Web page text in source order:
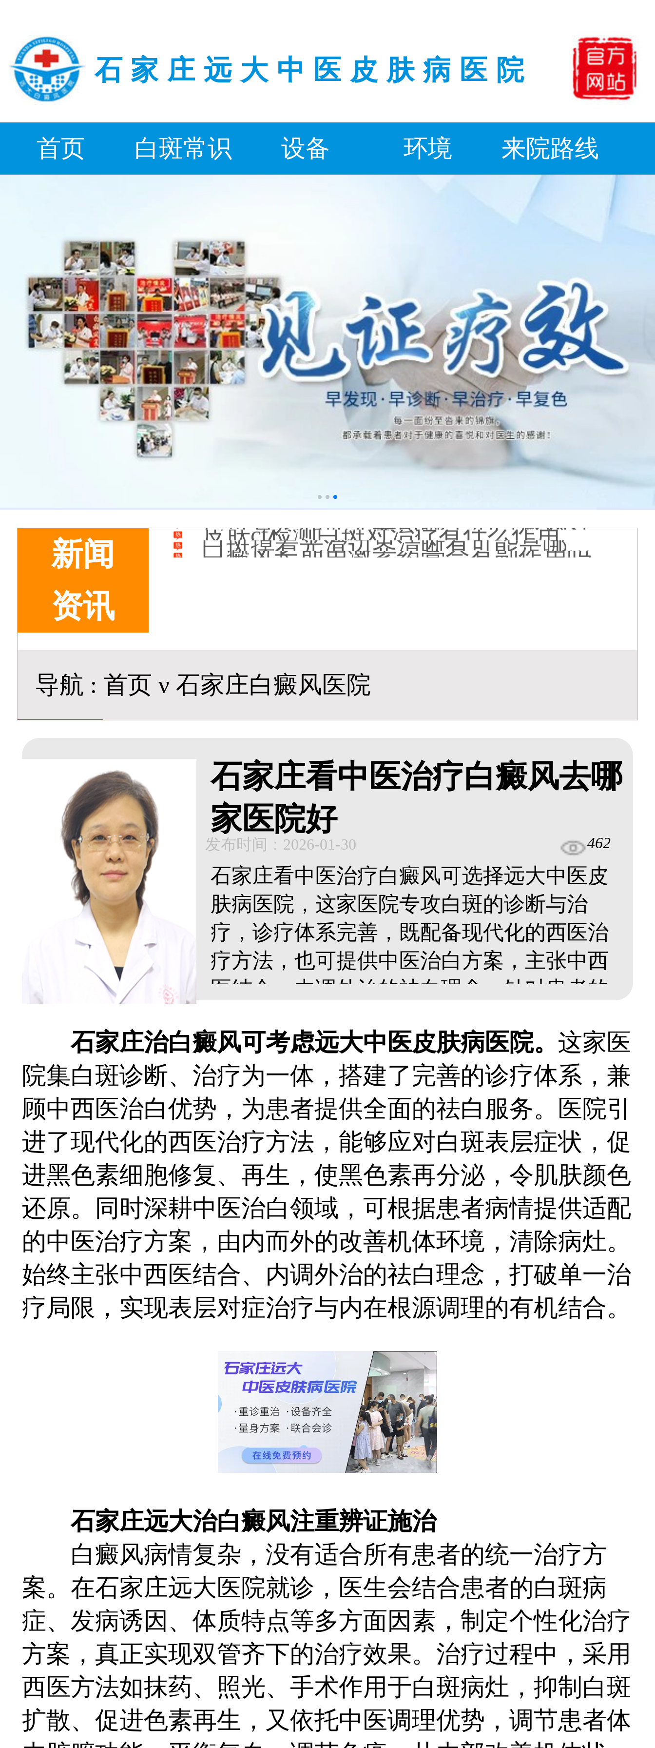
石家庄远大中医皮肤病医院
首页 白斑常识 设备 环境 来院路线
新闻
资讯
补骨脂泡酒真能治白癜风吗 有没有副作用
伍德灯下白斑比肉眼看到的更大正常吗
儿童下巴长小白点是什么原因
芦可替尼和他克莫司哪个治白癜风好
皮肤ct检测白斑对治疗有什么作用
白斑摸着光滑边界清晰有可能是哪种皮肤病
白癜风长期用激素药膏会有副作用吗
伍德灯结果显示亮白色荧光代表什么意思
脸上长了小白点是什么情况
白癜风用芦可替尼乳膏多久能恢复正常色
导航 : 首页 ν 石家庄白癜风医院
石家庄看中医治疗白癜风去哪
家医院好
发布时间：2026-01-30 462
石家庄看中医治疗白癜风可选择远大中医皮
肤病医院，这家医院专攻白斑的诊断与治
疗，诊疗体系完善，既配备现代化的西医治
疗方法，也可提供中医治白方案，主张中西
医结合、内调外治的祛白理念。针对患者的
现双管齐下的治疗效果，清除病灶的同时从
内部调理机体状态，降低白斑复发风险，祛
白疗效更突出。...
石家庄治白癜风可考虑远大中医皮肤病医院。 这家医
院集白斑诊断、治疗为一体，搭建了完善的诊疗体系，兼
顾中西医治白优势，为患者提供全面的祛白服务。医院引
进了现代化的西医治疗方法，能够应对白斑表层症状，促
进黑色素细胞修复、再生，使黑色素再分泌，令肌肤颜色
还原。同时深耕中医治白领域，可根据患者病情提供适配
的中医治疗方案，由内而外的改善机体环境，清除病灶。
始终主张中西医结合、内调外治的祛白理念，打破单一治
疗局限，实现表层对症治疗与内在根源调理的有机结合。
石家庄远大治白癜风注重辨证施治
白癜风病情复杂，没有适合所有患者的统一治疗方
案。在石家庄远大医院就诊，医生会结合患者的白斑病
症、发病诱因、体质特点等多方面因素，制定个性化治疗
方案，真正实现双管齐下的治疗效果。治疗过程中，采用
西医方法如抹药、照光、手术作用于白斑病灶，抑制白斑
扩散、促进色素再生，又依托中医调理优势，调节患者体